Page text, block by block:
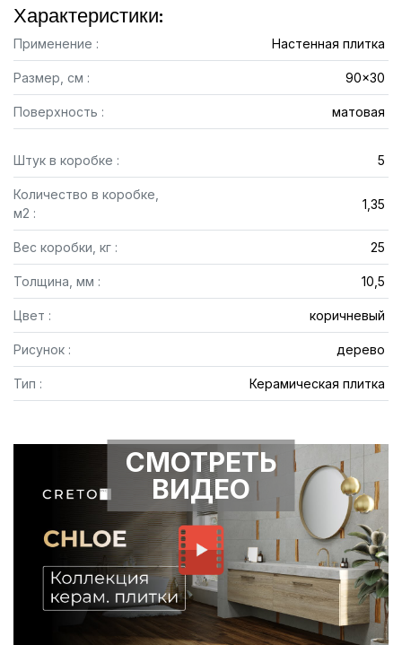
Характеристики:
Применение : Настенная плитка
Размер, см : 90x30
Поверхность : матовая
Штук в коробке : 5
Количество в коробке,
м2 :
1,35
Вес коробки, кг : 25
Толщина, мм : 10,5
Цвет : коричневый
Рисунок : дерево
Тип : Керамическая плитка
СМОТРЕТЬ
ВИДЕО